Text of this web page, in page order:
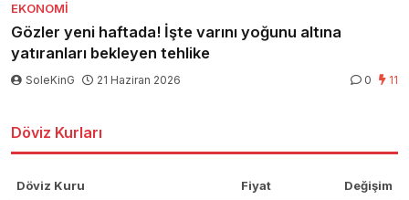
EKONOMI
Gözler yeni haftada! İşte varını yoğunu altına
yatıranları bekleyen tehlike
SoleKinG 21 Haziran 2026 0 11
Döviz Kurları
Döviz Kuru Fiyat Değişim